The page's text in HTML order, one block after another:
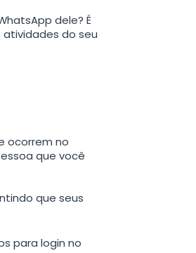
dele? É
do seu
ocorrem no
que você
que seus
para login no